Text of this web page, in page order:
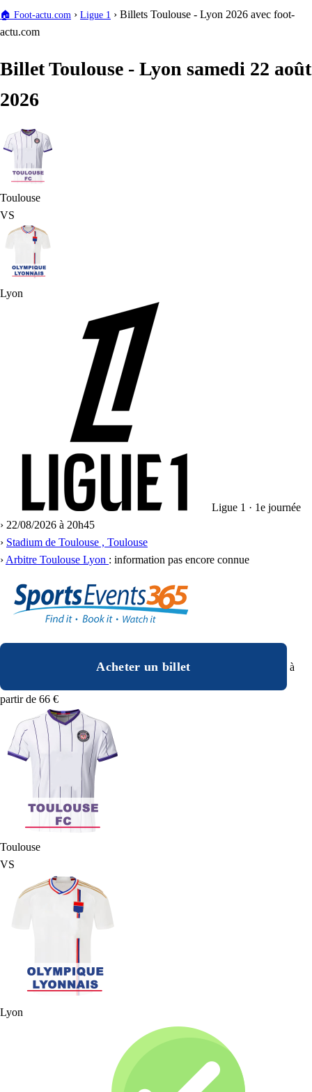
🏠 Foot-actu.com › Ligue 1 › Billets Toulouse - Lyon 2026 avec foot-
actu.com
Billet Toulouse - Lyon samedi 22 août
2026
Toulouse
VS
Lyon
Ligue 1 · 1e journée
› 22/08/2026 à 20h45
› Stadium de Toulouse , Toulouse
› Arbitre Toulouse Lyon : information pas encore connue
Acheter un billet à
partir de 66 €
Toulouse
VS
Lyon